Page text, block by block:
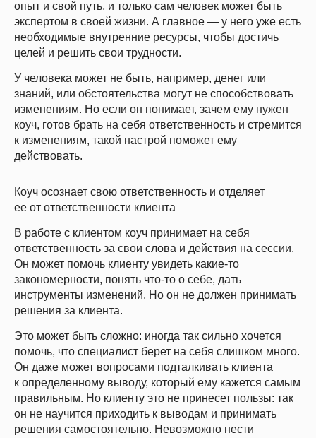
опыт и свой путь, и только сам человек может быть
экспертом в своей жизни. А главное — у него уже есть
необходимые внутренние ресурсы, чтобы достичь
целей и решить свои трудности.
У человека может не быть, например, денег или
знаний, или обстоятельства могут не способствовать
изменениям. Но если он понимает, зачем ему нужен
коуч, готов брать на себя ответственность и стремится
к изменениям, такой настрой поможет ему
действовать.
Коуч осознает свою ответственность и отделяет
ее от ответственности клиента
В работе с клиентом коуч принимает на себя
ответственность за свои слова и действия на сессии.
Он может помочь клиенту увидеть какие-то
закономерности, понять что-то о себе, дать
инструменты изменений. Но он не должен принимать
решения за клиента.
Это может быть сложно: иногда так сильно хочется
помочь, что специалист берет на себя слишком много.
Он даже может вопросами подталкивать клиента
к определенному выводу, который ему кажется самым
правильным. Но клиенту это не принесет пользы: так
он не научится приходить к выводам и принимать
решения самостоятельно. Невозможно нести